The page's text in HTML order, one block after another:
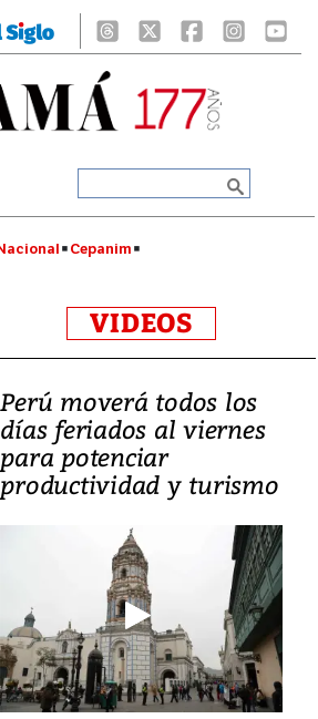
Cepanim
VIDEOS
Perú moverá todos los
días feriados al viernes
para potenciar
productividad y turismo